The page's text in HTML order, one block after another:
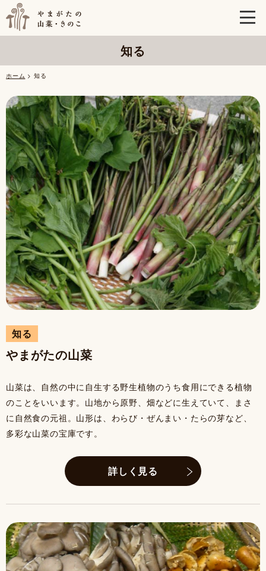
知る
ホーム > 知る
知る
やまがたの山菜
山菜は、自然の中に自生する野生植物のうち食用にできる植物
のことをいいます。山地から原野、畑などに生えていて、まさ
に自然食の元祖。山形は、わらび・ぜんまい・たらの芽など、
多彩な山菜の宝庫です。
詳しく見る